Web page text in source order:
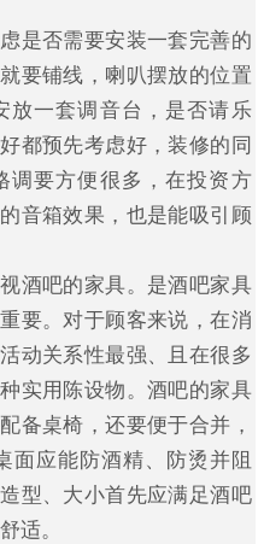
是否需要安装一套完善的
要铺线，喇叭摆放的位置
放一套调音台，是否请乐
都预先考虑好，装修的同
调要方便很多，在投资方
音箱效果，也是能吸引顾
酒吧的家具。是酒吧家具
要。对于顾客来说，在消
动关系性最强、且在很多
实用陈设物。酒吧的家具
备桌椅，还要便于合并，
面应能防酒精、防烫并阻
型、大小首先应满足酒吧
适。